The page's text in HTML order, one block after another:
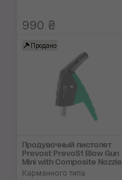
990 ₴
Продано
Продувочный пистолет
Prevost PrevoS1 Blow Gun
Mini with Composite Nozzle
Карманного типа